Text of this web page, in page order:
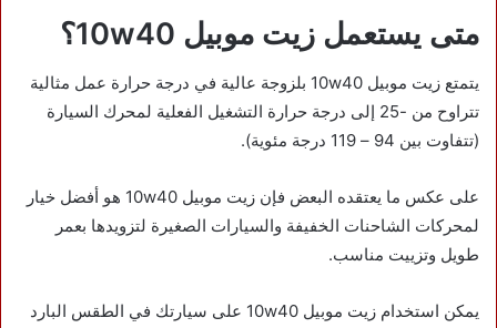
متى يستعمل زيت موبيل 10w40 ؟
يتمتع زيت موبيل 10w40 بلزوجة عالية في درجة حرارة عمل مثالية
تتراوح من -25 إلى درجة حرارة التشغيل الفعلية لمحرك السيارة
(تتفاوت بين 94 – 119 درجة مئوية).
على عكس ما يعتقده البعض فإن زيت موبيل 10w40 هو أفضل خيار
لمحركات الشاحنات الخفيفة والسيارات الصغيرة لتزويدها بعمر
طويل وتزييت مناسب.
يمكن استخدام زيت موبيل 10w40 على سيارتك في الطقس البارد